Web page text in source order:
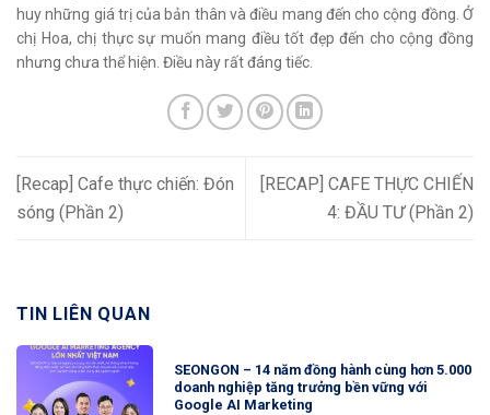
huy những giá trị của bản thân và điều mang đến cho cộng đồng. Ở
chị Hoa, chị thực sự muốn mang điều tốt đẹp đến cho cộng đồng
nhưng chưa thể hiện. Điều này rất đáng tiếc.
[Recap] Cafe thực chiến: Đón
sóng (Phần 2)
[RECAP] CAFE THỰC CHIẾN
4: ĐẦU TƯ (Phần 2)
TIN LIÊN QUAN
SEONGON – 14 năm đồng hành cùng hơn 5.000
doanh nghiệp tăng trưởng bền vững với
Google AI Marketing